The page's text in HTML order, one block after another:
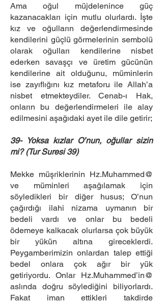
Ama oğul müjdelenince güç
kazanacakları için mutlu olurlardı. İşte
kız ve oğulların değerlendirmesinde
kendilerini güçlü görmelerinin sembolü
olarak oğulları kendilerine nisbet
ederken savaşçı ve üretim gücünün
kendilerine ait olduğunu, müminlerin
ise zayıflığını kız metaforu ile Allah’a
nisbet etmekteydiler. Cenab-ı Hak,
onların bu değerlendirmeleri ile alay
edilmesini aşağıdaki ayet ile dile getirir;
39- Yoksa kızlar O’nun, oğullar sizin
mi? (Tur Suresi 39)
Mekke müşriklerinin Hz.Muhammed@
ve müminleri aşağılamak için
söyledikleri bir diğer husus; O’nun
çağırdığı ilahi nizama uymanın bir
bedeli vardı ve onlar bu bedeli
ödemeye kalkacak olurlarsa çok büyük
bir yükün altına gireceklerdi.
Peygamberimizin onlardan talep ettiği
bedel onlara çok ağır bir yük
getiriyordu. Onlar Hz.Muhammed’in@
aslında doğru söylediğini biliyorlardı.
Fakat iman ettikleri takdirde